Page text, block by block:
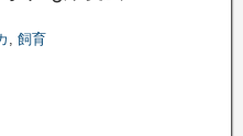
, 飼育